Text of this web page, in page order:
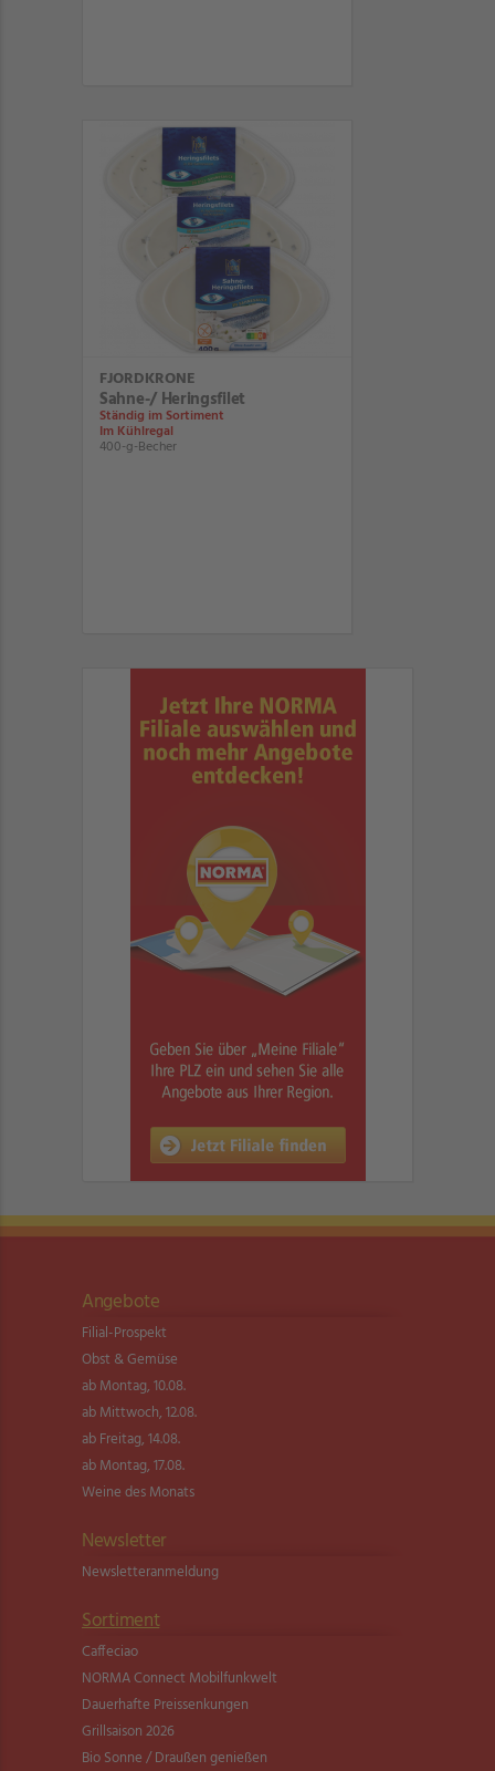
FJORDKRONE
Sahne-/ Heringsfilet
Ständig im Sortiment
Im Kühlregal
400-g-Becher
Angebote
Filial-Prospekt
Obst & Gemüse
ab Montag, 10.08.
ab Mittwoch, 12.08.
ab Freitag, 14.08.
ab Montag, 17.08.
Weine des Monats
Newsletter
Newsletter­anmeldung
Sortiment
Caffeciao
NORMA Connect Mobilfunkwelt
Dauerhafte Preissenkungen
Grillsaison 2026
Bio Sonne / Draußen genießen